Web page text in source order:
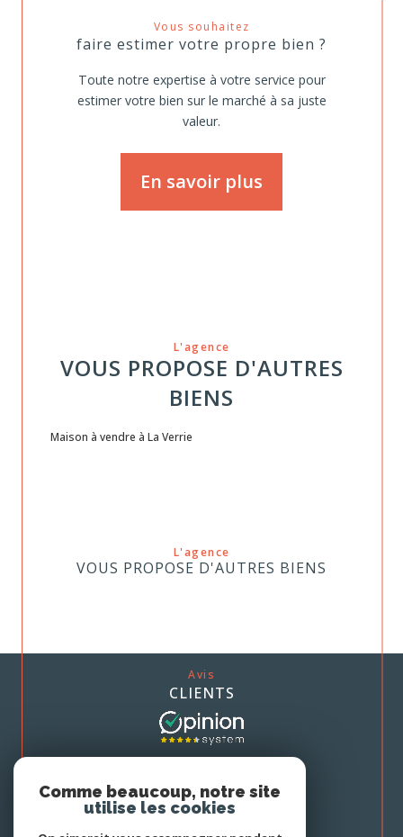
Vous souhaitez
faire estimer votre propre bien ?
Toute notre expertise à votre service pour
estimer votre bien sur le marché à sa juste
valeur.
En savoir plus
L'agence
VOUS PROPOSE D'AUTRES
BIENS
Maison à vendre à La Verrie
L'agence
VOUS PROPOSE D'AUTRES BIENS
Avis
CLIENTS
ADHÉRONS
Comme beaucoup, notre site
utilise les cookies